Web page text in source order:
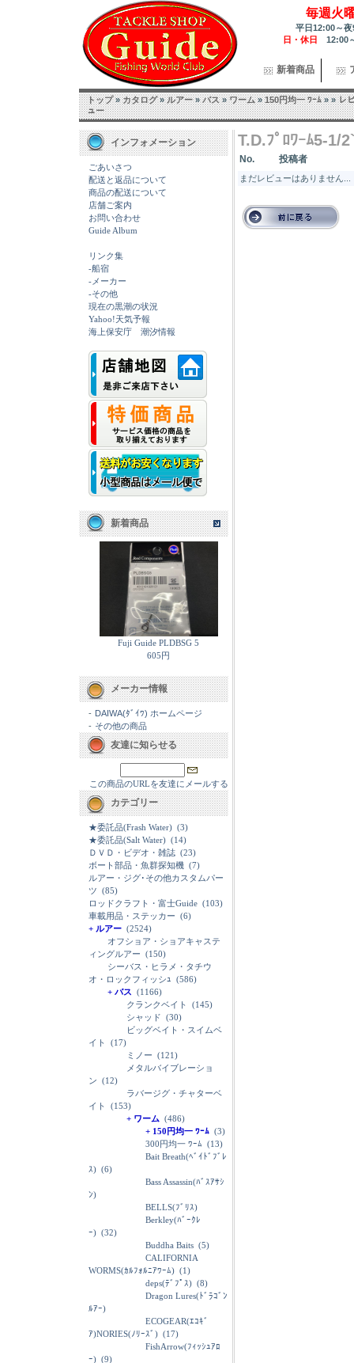
毎週火
平日12:00～
日・休日 12:00
新着商品
トップ»カタログ»ルアー»バス»ワーム»150円均一 ﾜｰﾑ»»レ
ュー
インフォメーション
ごあいさつ
配送と返品について
商品の配送について
店舗ご案内
お問い合わせ
Guide Album
リンク集
-船宿
-メーカー
-その他
現在の黒潮の状況
Yahoo!天気予報
海上保安庁 潮汐情報
新着商品
Fuji Guide PLDBSG 5
605円
メーカー情報
- DAIWA(ﾀﾞｲﾜ) ホームページ
- その他の商品
友達に知らせる
この商品のURLを友達にメールする
カテゴリー
★委託品(Frash Water) (3)
★委託品(Salt Water) (14)
ＤＶＤ・ビデオ・雑誌 (23)
ボート部品・魚群探知機 (7)
ルアー・ジグ･その他カスタムパー
ツ (85)
ロッドクラフト・富士Guide (103)
車載用品・ステッカー (6)
+ ルアー (2524)
オフショア・ショアキャステ
ィングルアー (150)
シーバス・ヒラメ・タチウ
オ・ロックフィッシｭ (586)
+ バス (1166)
クランクベイト
(145)
シャッド (30)
ビッグベイト・スイムベ
イト
(17)
ミノー (121)
メタルバイブレーショ
ン (12)
ラバージグ・チャターベ
イト
(153)
+ ワーム (486)
+ 150円均一 ﾜｰﾑ (3)
300円均一 ﾜｰﾑ (13)
Bait Breath(ﾍﾞｲﾄﾞﾌﾞﾚ
ｽ) (6)
Bass Assassin(ﾊﾞｽｱｻｼ
ﾝ)
BELLS(ﾌﾞﾘｽ)
Berkley(ﾊﾞｰｸﾚ
ｰ) (32)
Buddha Baits (5)
CALIFORNIA
WORMS(ｶﾙﾌｫﾙﾆｱﾜｰﾑ) (1)
deps(ﾃﾞﾌﾟｽ) (8)
Dragon Lures(ﾄﾞﾗｺﾞﾝ
ﾙｱｰ)
ECOGEAR(ｴｺｷﾞ
ｱ)NORIES(ﾉﾘｰｽﾞ) (17)
FishArrow(ﾌｨｯｼｭｱﾛ
ｰ) (9)
T.D.ﾌﾟﾛﾜｰﾑ5-1/
No. 投稿者
まだレビューはありません...